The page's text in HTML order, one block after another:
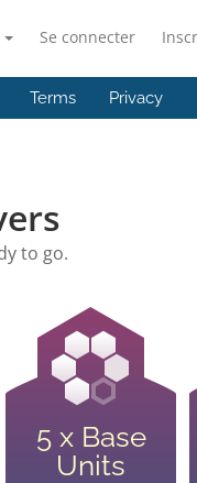
Se connecter
Terms Privacy
to go.
5 x Base
Units